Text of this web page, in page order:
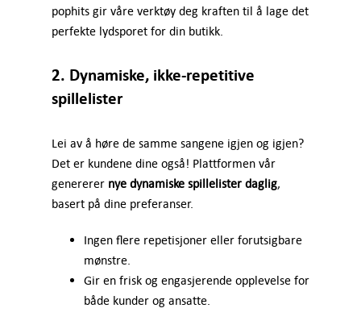
pophits gir våre verktøy deg kraften til å lage det
perfekte lydsporet for din butikk.
2. Dynamiske, ikke-repetitive
spillelister
Lei av å høre de samme sangene igjen og igjen?
Det er kundene dine også! Plattformen vår
genererer nye dynamiske spillelister daglig,
basert på dine preferanser.
Ingen flere repetisjoner eller forutsigbare
mønstre.
Gir en frisk og engasjerende opplevelse for
både kunder og ansatte.